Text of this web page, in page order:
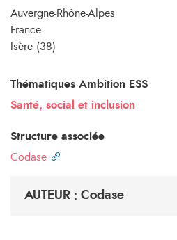
Auvergne-Rhône-Alpes
France
Isère (38)
Thématiques Ambition ESS
Santé, social et inclusion
Structure associée
Codase
AUTEUR : Codase